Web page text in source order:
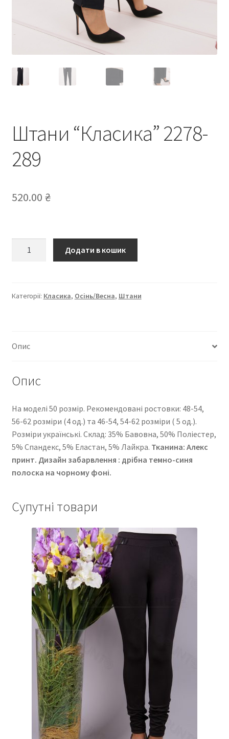
Штани “Класика” 2278-
289
520.00 ₴
кількість
Додати в кошик
Категорії: Класика, Осінь/Весна, Штани
Опис
Опис
На моделі 50 розмір. Рекомендовані ростовки: 48-54,
56-62 розміри (4 од.) та 46-54, 54-62 розміри ( 5 од.).
Розміри українські. Cклад: 35% Бавовна, 50% Поліестер,
5% Спандекс, 5% Еластан, 5% Лайкра. Тканина: Алекс
принт. Дизайн забарвлення : дрібна темно-синя
полоска на чорному фоні.
Супутні товари